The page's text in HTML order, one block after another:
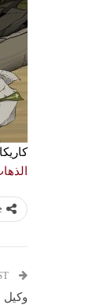
وكيل